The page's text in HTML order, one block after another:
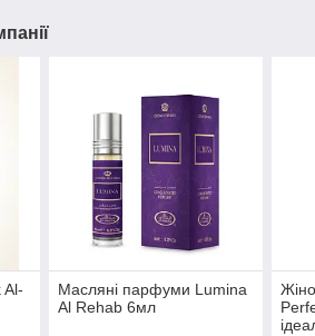
Масляні парфуми Lumina
Al Rehab 6мл